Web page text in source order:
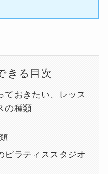
きる目次
ておきたい、レッス
の種類
ピラティススタジオ